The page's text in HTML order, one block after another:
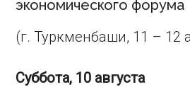
экономического форума
(г. Туркменбаши, 11 – 12
Суббота, 10 августа